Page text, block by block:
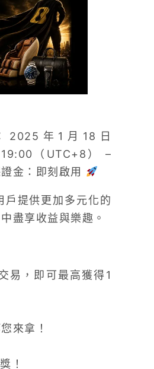
2025年1月18日
（UTC+8） –
金：即刻啟用
提供更加多元化的
盡享收益與樂趣。
易，即可最高獲得1
來拿！
！